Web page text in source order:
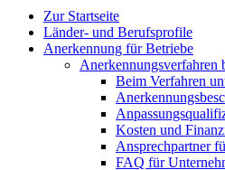
Zur Startseite
Länder- und Berufsprofile
Anerkennung für Betriebe
Anerkennungsverfahren
Beim Verfahren
Kosten und
Ansprechpartner
FAQ für